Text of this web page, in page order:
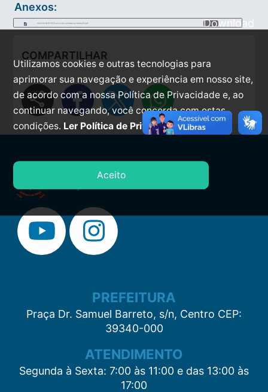
Anexos:
2026-06-18-15-09-13-aviso-de-contratacao-direta-12.pdf Download
COMPARTILHAR
share
PREFEITURA
Praça Dr. Samuel Barreto, s/n, Centro CEP:
39340-000
ATENDIMENTO
Segunda à Sexta: 7:00 às 11:00 e das 13:00 às
17:00
Utilizamos cookies e outras tecnologias para
aprimorar sua navegação e experiência em nosso site,
de acordo com a nossa Política de Privacidade e, ao
continuar navegando, você concorda com estas
condições. Ler Política de Privacidade.
Aceito